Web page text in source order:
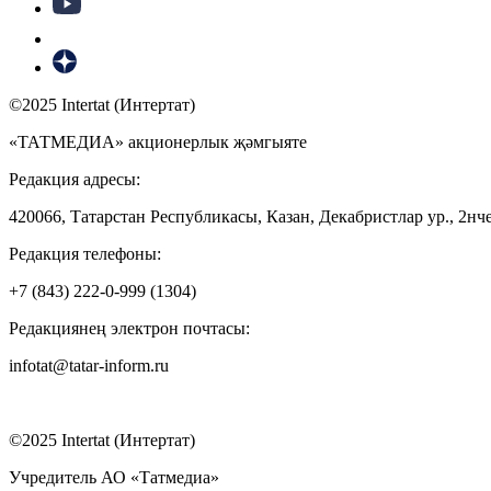
©2025 Intertat (Интертат)
«ТАТМЕДИА» акционерлык җәмгыяте
Редакция адресы:
420066, Татарстан Республикасы, Казан, Декабристлар ур.,
Редакция телефоны:
+7 (843) 222-0-999 (1304)
Редакциянең электрон почтасы:
infotat@tatar-inform.ru
©2025 Intertat (Интертат)
Учредитель АО «Татмедиа»